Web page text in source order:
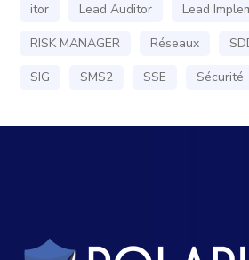
itor
Lead Auditor Lead
RISK MANAGER
Réseaux
SIG
SMS2 SSE Sécurité